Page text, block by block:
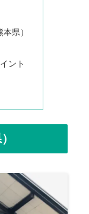
県）
ント